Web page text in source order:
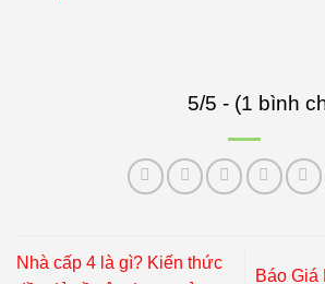
5/5 - (1 bình
Nhà cấp 4 là gì? Kiến thức
Báo